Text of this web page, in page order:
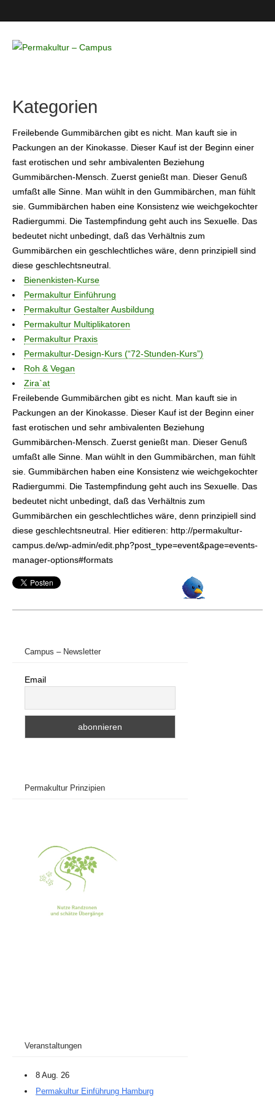
– Campus
Kategorien
Freilebende Gummibärchen gibt es nicht. Man kauft sie in
Packungen an der Kinokasse. Dieser Kauf ist der Beginn einer
fast erotischen und sehr ambivalenten Beziehung
Gummibärchen-Mensch. Zuerst genießt man. Dieser Genuß
umfaßt alle Sinne. Man wühlt in den Gummibärchen, man fühlt
sie. Gummibärchen haben eine Konsistenz wie weichgekochter
Radiergummi. Die Tastempfindung geht auch ins Sexuelle. Das
bedeutet nicht unbedingt, daß das Verhältnis zum
Gummibärchen ein geschlechtliches wäre, denn prinzipiell sind
diese geschlechtsneutral.
Bienenkisten-Kurse
Permakultur Einführung
Permakultur Gestalter Ausbildung
Permakultur Multiplikatoren
Permakultur Praxis
Permakultur-Design-Kurs (“72-Stunden-Kurs”)
Roh & Vegan
Zira`at
Freilebende Gummibärchen gibt es nicht. Man kauft sie in
Packungen an der Kinokasse. Dieser Kauf ist der Beginn einer
fast erotischen und sehr ambivalenten Beziehung
Gummibärchen-Mensch. Zuerst genießt man. Dieser Genuß
umfaßt alle Sinne. Man wühlt in den Gummibärchen, man fühlt
sie. Gummibärchen haben eine Konsistenz wie weichgekochter
Radiergummi. Die Tastempfindung geht auch ins Sexuelle. Das
bedeutet nicht unbedingt, daß das Verhältnis zum
Gummibärchen ein geschlechtliches wäre, denn prinzipiell sind
diese geschlechtsneutral. Hier editieren: http://permakultur-
campus.de/wp-admin/edit.php?post_type=event&page=events-
manager-options#formats
Campus – Newsletter
Email
Permakultur Prinzipien
Veranstaltungen
8 Aug. 26
Permakultur Einführung Hamburg